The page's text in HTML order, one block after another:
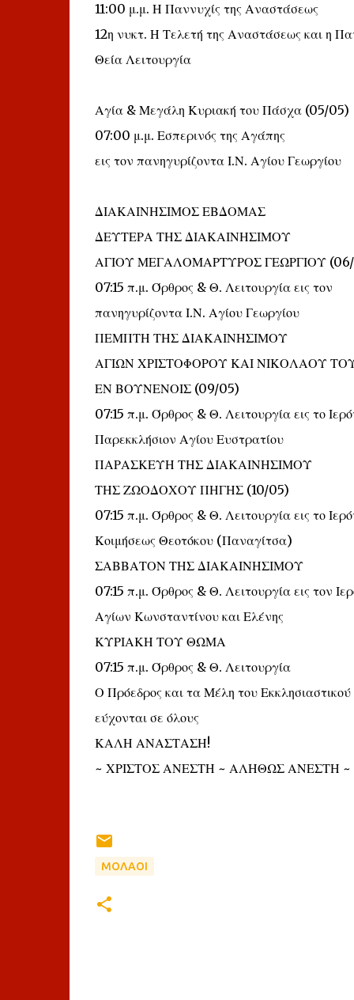
11:00 μ.μ. Η Παννυχίς της Αναστάσεως
12η νυκτ. Η Τελετή της Αναστάσεως και η
Θεία Λειτουργία
Αγία & Μεγάλη Κυριακή του Πάσχα (05/05)
07:00 μ.μ. Εσπερινός της Αγάπης
εις τον πανηγυρίζοντα Ι.Ν. Αγίου Γεωργίου
ΔΙΑΚΑΙΝΗΣΙΜΟΣ ΕΒΔΟΜΑΣ
ΔΕΥΤΕΡΑ ΤΗΣ ΔΙΑΚΑΙΝΗΣΙΜΟΥ
ΑΓΙΟΥ ΜΕΓΑΛΟΜΑΡΤΥΡΟΣ ΓΕΩΡΓΙΟΥ
07:15 π.μ. Όρθρος & Θ. Λειτουργία εις τον
πανηγυρίζοντα Ι.Ν. Αγίου Γεωργίου
ΠΕΜΠΤΗ ΤΗΣ ΔΙΑΚΑΙΝΗΣΙΜΟΥ
ΑΓΙΩΝ ΧΡΙΣΤΟΦΟΡΟΥ ΚΑΙ ΝΙΚΟΛΑΟΥ
ΕΝ ΒΟΥΝΕΝΟΙΣ (09/05)
07:15 π.μ. Όρθρος & Θ. Λειτουργία εις το
Παρεκκλήσιον Αγίου Ευστρατίου
ΠΑΡΑΣΚΕΥΗ ΤΗΣ ΔΙΑΚΑΙΝΗΣΙΜΟΥ
ΤΗΣ ΖΩΟΔΟΧΟΥ ΠΗΓΗΣ (10/05)
07:15 π.μ. Όρθρος & Θ. Λειτουργία εις το
Κοιμήσεως Θεοτόκου (Παναγίτσα)
ΣΑΒΒΑΤΟΝ ΤΗΣ ΔΙΑΚΑΙΝΗΣΙΜΟΥ
07:15 π.μ. Όρθρος & Θ. Λειτουργία εις τον
Αγίων Κωνσταντίνου και Ελένης
ΚΥΡΙΑΚΗ ΤΟΥ ΘΩΜΑ
07:15 π.μ. Όρθρος & Θ. Λειτουργία
Ο Πρόεδρος και τα Μέλη του Εκκλησιαστικού
εύχονται σε όλους
ΚΑΛΗ ΑΝΑΣΤΑΣΗ!
~ ΧΡΙΣΤΟΣ ΑΝΕΣΤΗ ~ ΑΛΗΘΩΣ ΑΝΕΣΤΗ ~
ΜΟΛΑΟΙ